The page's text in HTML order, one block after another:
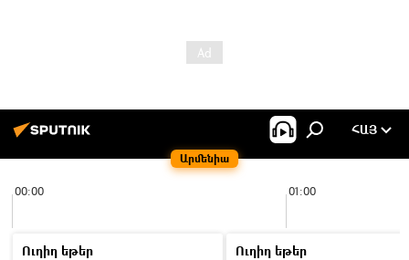
Արմենիա
ՀԱՅ
00:00 01:00
Ուղիղ եթեր
Ուղիղ եթեր